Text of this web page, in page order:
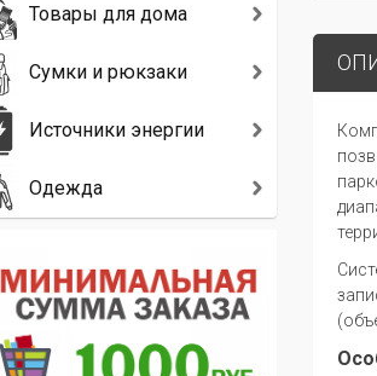
Товары для дома
Сумки и рюкзаки
Источники энергии
Одежда